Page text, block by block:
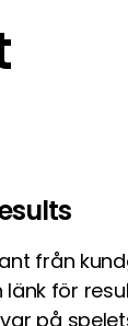
från
länk för
på